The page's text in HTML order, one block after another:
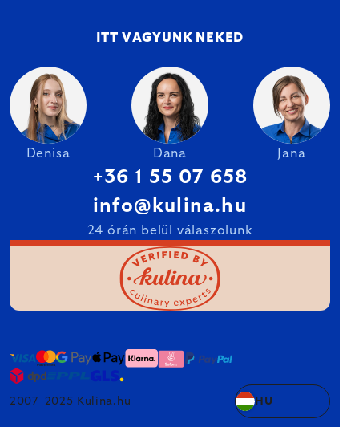
ITT VAGYUNK NEKED
Denisa Dana Jana
+36 1 55 07 658
info@kulina.hu
24 órán belül válaszolunk
2007–2025 Kulina.hu HU